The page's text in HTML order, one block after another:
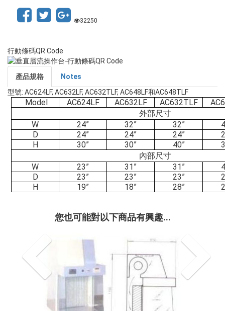
32250
行動條碼QR Code
產品規格
Notes
型號: AC624LF, AC632LF, AC632TLF, AC648LF和AC648TLF
Model AC624LF AC632LF AC632TLF
外部尺寸
W 24” 32” 32”
D
24” 24” 24”
H
30” 30” 40”
內部尺寸
W 23” 31” 31”
D
23” 23” 23”
H
19” 18” 28”
您也可能對以下商品有興趣...